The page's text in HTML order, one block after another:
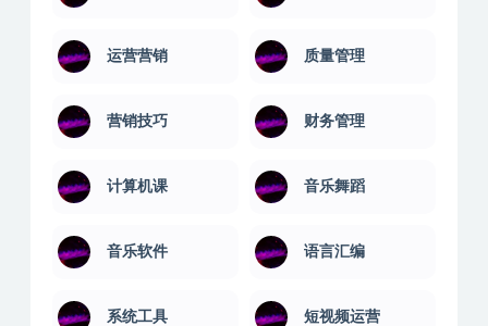
运营营销 质量管理
营销技巧 财务管理
计算机课 音乐舞蹈
音乐软件 语言汇编
系统工具 短视频运营